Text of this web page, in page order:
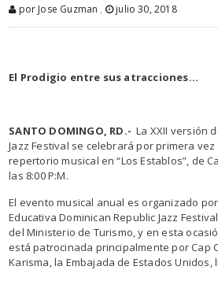
por Jose Guzman , julio 30, 2018
El Prodigio entre sus atracciones…
SANTO DOMINGO, RD.- La XXII versión
Jazz Festival se celebrará por primera
repertorio musical en “Los Establos”, de
las 8:00 P:M.
El evento musical anual es organizado
Educativa Dominican Republic Jazz
del Ministerio de Turismo, y en esta
está patrocinada principalmente por Cap
Karisma, la Embajada de Estados Unidos,